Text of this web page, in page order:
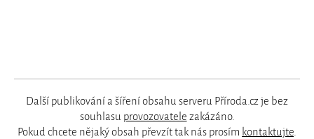
Další publikování a šíření obsahu serveru Příroda.cz je bez
souhlasu provozovatele zakázáno.
Pokud chcete nějaký obsah převzít tak nás prosím kontaktujte.